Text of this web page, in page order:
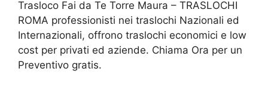
Trasloco Fai da Te Torre Maura – TRASLOCHI
ROMA professionisti nei traslochi Nazionali ed
Internazionali, offrono traslochi economici e low
cost per privati ed aziende. Chiama Ora per un
Preventivo gratis.